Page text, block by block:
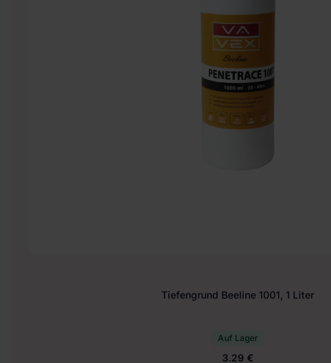
Tiefengrund Beeline 1001, 1 Liter
Auf Lager
3.29 €